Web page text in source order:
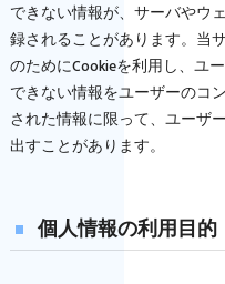
できない情報が、サーバやウ
録されることがあります。当
のためにCookieを利用し、ユ
できない情報をユーザーのコ
された情報に限って、ユーザ
出すことがあります。
個人情報の利用目的